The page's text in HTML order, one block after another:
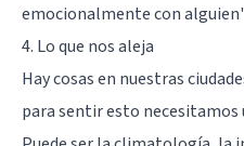
emocionalmente con
4. Lo que nos aleja
Hay cosas en nuestras
para sentir esto